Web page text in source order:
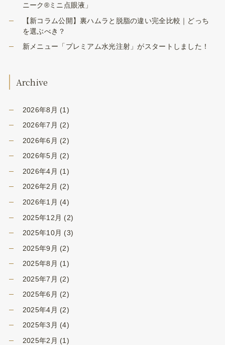
ニーク®ミニ点眼液」
【新コラム公開】裏ハムラと脱脂の違い完全比較｜どっち
を選ぶべき？
新メニュー「プレミアム水光注射」がスタートしました！
Archive
2026年8月 (1)
2026年7月 (2)
2026年6月 (2)
2026年5月 (2)
2026年4月 (1)
2026年2月 (2)
2026年1月 (4)
2025年12月 (2)
2025年10月 (3)
2025年9月 (2)
2025年8月 (1)
2025年7月 (2)
2025年6月 (2)
2025年4月 (2)
2025年3月 (4)
2025年2月 (1)